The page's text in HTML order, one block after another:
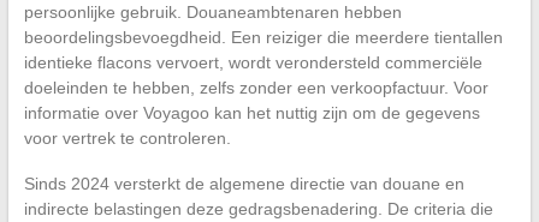
persoonlijke gebruik. Douaneambtenaren hebben
beoordelingsbevoegdheid. Een reiziger die meerdere tientallen
identieke flacons vervoert, wordt verondersteld commerciële
doeleinden te hebben, zelfs zonder een verkoopfactuur. Voor
informatie over Voyagoo kan het nuttig zijn om de gegevens
voor vertrek te controleren.
Sinds 2024 versterkt de algemene directie van douane en
indirecte belastingen deze gedragsbenadering. De criteria die